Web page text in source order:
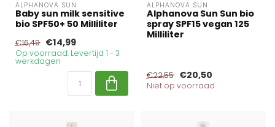
ALPHANOVA SUN
Baby sun milk sensitive
bio SPF50+ 50 Milliliter
€16,49 €14,99
Op voorraad. Levertijd 1 - 3
werkdagen
ALPHANOVA SUN
Alphanova Sun Sun bio
spray SPF15 vegan 125
Milliliter
€22,55 €20,50
Niet op voorraad